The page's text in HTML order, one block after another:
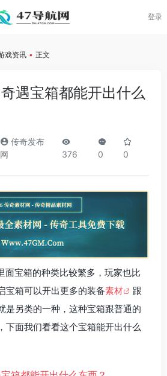
登录
戏资讯 • 正文
遇宝箱都能开出什么
传奇发布
网
376 0 0
面宝箱的种类比较繁多，玩家也比
宝箱可以开出更多的装备素材
跟
是另类的一种，这种宝箱跟普通的
下面我们看看这个宝箱能开出什么